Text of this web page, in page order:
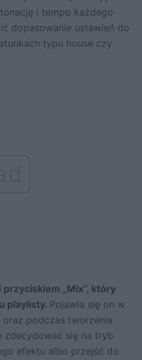
i tempo każdego
dopasowanie ustawień do
typu house czy
„Mix”, który
playlisty. Pojawia się on w
podczas tworzenia
zdecydować się na tryb
efektu albo przejść do